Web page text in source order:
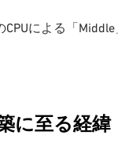
による「
に至る経緯